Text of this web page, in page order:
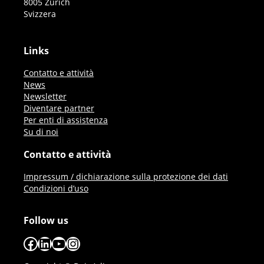
Svizzera
Links
Contatto e attività
News
Newsletter
Diventare partner
Per enti di assistenza
Su di noi
Contatto e attività
Impressum / dichiarazione sulla protezione dei dati
Condizioni d’uso
Follow us
Facebook
LinkedIn
YouTube
Instagram